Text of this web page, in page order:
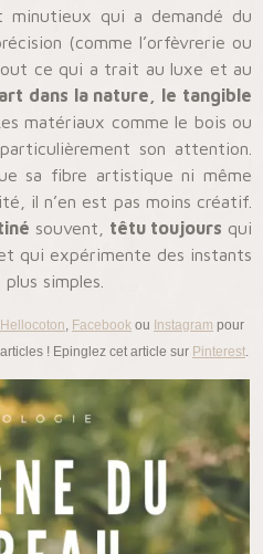
minutieux qui a demandé du
(comme l’orfèvrerie ou
ce qui a trait au luxe et au
dans la nature, le tangible
matériaux comme le bois ou
son attention.
sa fibre artistique ni même
il n’en est pas moins créatif.
souvent, têtu toujours qui
qui expérimente des instants
simples.
Hellocoton, Facebook ou Instagram pour
! Epinglez cet article sur Pinterest.